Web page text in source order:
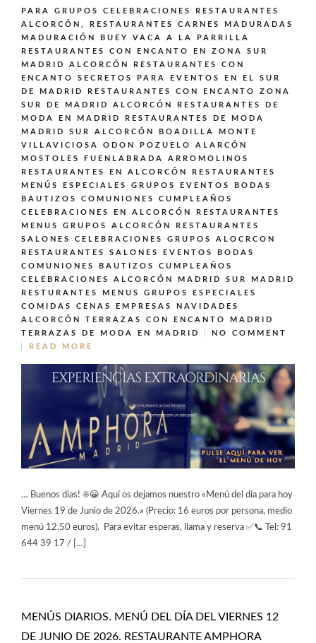
PARA GRUPOS CELEBRACIONES
RESTAURANTES
ALCORCÓN,
RESTAURANTES CARNES MADURADAS
MADURACIÓN BUEY VACA A LA PARRILLA
RESTAURANTES CON ENCANTO EN ZONA SUR
MADRID ALCORCÓN
RESTAURANTES CON
ENCANTO SECRETOS PARA EVENTOS EN EL SUR
DE MADRID
RESTAURANTES CON ENCANTO ZONA
SUR DE MADRID ALCORCÓN
RESTAURANTES DE
MODA EN MADRID
RESTAURANTES DE MODA
MADRID SUR ALCORCÓN BOADILLA MONTE
VILLAVICIOSA ODON POZUELO ALARCÓN
MOSTOLES FUENLABRADA ARROMOLINOS
RESTAURANTES EN ALCORCÓN
RESTAURANTES
MENÚS ESPECIALES GRUPOS EVENTOS BODAS
BAUTIZOS COMUNIONES CUMPLEAÑOS
CELEBRACIONES EN ALCORCÓN
RESTAURANTES
MENUS GRUPOS ALCORCÓN
RESTAURANTES
SALONES CELEBRACIONES GRUPOS ALOCRCON
RESTAURANTES SALONES EVENTOS BODAS
COMUNIONES BAUTIZOS CUMPLEAÑOS
CELEBRACIONES ALCORCÓN MADRID SUR MADRID
RESTURANTES MENUS GRUPOS ESPECIALES
COMIDAS CENAS EMPRESAS NAVIDADES
ALCORCÓN
TERRAZAS CON ENCANTO MADRID
TERRAZAS DE MODA EN MADRID
NO COMMENT
READ MORE
… Buenos días! ☀️😀 Aquí os dejamos nuestro «Menú del día para hoy
Viernes 19 de Junio de 2026.» (Precio: 16 euros por persona, medio
menú 12,50 euros). Para evitar esperas, llama y reserva ✅📞 Tel: 91
644 39 17 / […]
MENÚS DIARIOS. MENÚ DEL DÍA DEL VIERNES 12
DE JUNIO DE 2026. RESTAURANTE AMPHORA